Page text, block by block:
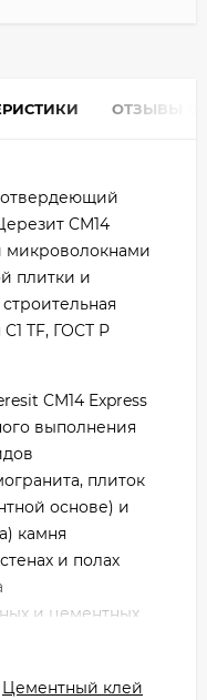
ОТЗЫВЫ
CM14
микроволокнами
плитки и
TF, ГОСТ Р
CM14 Express
выполнения
плиток
основе) и
камня
и полах
и цементных
51. Эффективен
Цементный клей